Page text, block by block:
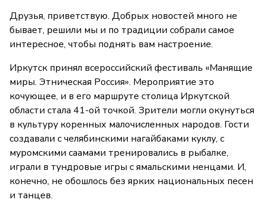
Друзья, приветствую. Добрых новостей много не
бывает, решили мы и по традиции собрали самое
интересное, чтобы поднять вам настроение.
Иркутск принял всероссийский фестиваль «Манящие
миры. Этническая Россия». Мероприятие это
кочующее, и в его маршруте столица Иркутской
области стала 41-ой точкой. Зрители могли окунуться
в культуру коренных малочисленных народов. Гости
создавали с челябинскими нагайбаками куклу, с
муромскими саамами тренировались в рыбалке,
играли в тундровые игры с ямальскими ненцами. И,
конечно, не обошлось без ярких национальных песен
и танцев.